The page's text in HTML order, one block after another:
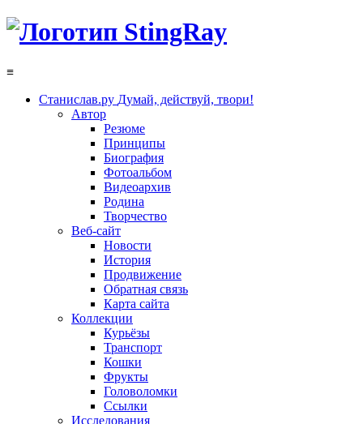
≡
Станислав.ру Думай, действуй, твори!
Автор
Резюме
Принципы
Биография
Фотоальбом
Видеоархив
Родина
Творчество
Веб-сайт
Новости
История
Продвижение
Обратная связь
Карта сайта
Коллекции
Курьёзы
Транспорт
Кошки
Фрукты
Головоломки
Ссылки
Исследования